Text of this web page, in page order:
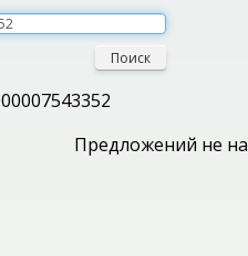
Поиск
Предложений не